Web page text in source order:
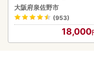
大阪府泉佐野市
(953)
18,000